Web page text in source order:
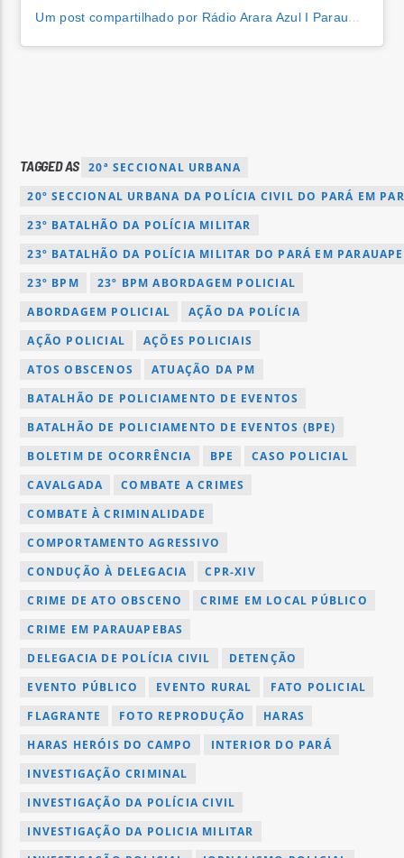
Um post compartilhado por Rádio Arara Azul I Parauapebas (@araraazulfm)
TAGGED AS 20ª SECCIONAL URBANA
20º SECCIONAL URBANA DA POLÍCIA CIVIL DO PARÁ EM
23º BATALHÃO DA POLÍCIA MILITAR
23º BATALHÃO DA POLÍCIA MILITAR DO PARÁ EM
23º BPM
23º BPM ABORDAGEM POLICIAL
ABORDAGEM POLICIAL
AÇÃO DA POLÍCIA
AÇÃO POLICIAL
AÇÕES POLICIAIS
ATOS OBSCENOS
ATUAÇÃO DA PM
BATALHÃO DE POLICIAMENTO DE EVENTOS
BATALHÃO DE POLICIAMENTO DE EVENTOS (BPE)
BOLETIM DE OCORRÊNCIA
BPE
CASO POLICIAL
CAVALGADA
COMBATE A CRIMES
COMBATE À CRIMINALIDADE
COMPORTAMENTO AGRESSIVO
CONDUÇÃO À DELEGACIA
CPR-XIV
CRIME DE ATO OBSCENO
CRIME EM LOCAL PÚBLICO
CRIME EM PARAUAPEBAS
DELEGACIA DE POLÍCIA CIVIL
DETENÇÃO
EVENTO PÚBLICO
EVENTO RURAL
FATO POLICIAL
FLAGRANTE
FOTO REPRODUÇÃO
HARAS
HARAS HERÓIS DO CAMPO
INTERIOR DO PARÁ
INVESTIGAÇÃO CRIMINAL
INVESTIGAÇÃO DA POLÍCIA CIVIL
INVESTIGAÇÃO DA POLICIA MILITAR